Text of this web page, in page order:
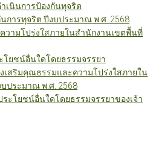
เนินการป้องกันทุจริต
การทุจริต ปีงบประมาณ พ.ศ. 2568
วามโปร่งใสภายในสำนักงานเขตพื้นที่
ยชน์อื่นใดโดยธรรมจรรยา
เสริมคุณธรรมและความโปร่งใสภายใน
ประมาณ พ.ศ. 2568
ะโยชน์อื่นใดโดยธรรมจรรยาของเจ้า